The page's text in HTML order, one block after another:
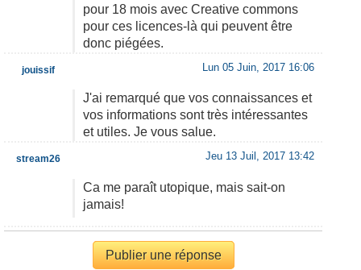
pour 18 mois avec Creative commons
pour ces licences-là qui peuvent être
donc piégées.
Lun 05 Juin, 2017 16:06
J'ai remarqué que vos connaissances et
vos informations sont très intéressantes
et utiles. Je vous salue.
jouissif
Jeu 13 Juil, 2017 13:42
Ca me paraît utopique, mais sait-on
jamais!
stream26
Publier une réponse